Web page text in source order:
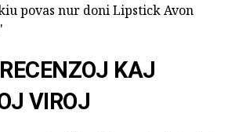
povas nur doni Lipstick Avon
KAJ
VIROJ